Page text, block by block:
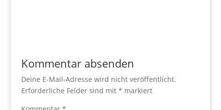
Kommentar absenden
Deine E-Mail-Adresse wird nicht veröffentlicht.
Erforderliche Felder sind mit * markiert